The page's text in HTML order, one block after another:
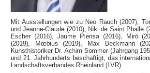
Mit Ausstellungen wie zu Neo Rauch (2007),
und Jeanne-Claude (2010), Niki de Saint Phalle
Escher (2016), Jaume Plensa (2016), Miró
(2019), Mœbius (2019), Max Beckmann
Kunsthistoriker Dr. Achim Sommer (Jahrgang
und 21. Jahrhunderts beschäftigt, das
Landschaftsverbandes Rheinland (LVR).